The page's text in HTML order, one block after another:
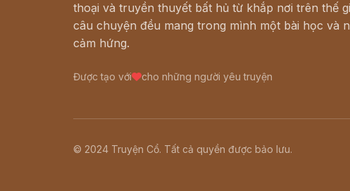
thoại và truyền thuyết bất hủ từ khắp nơi trên thế
câu chuyện đều mang trong mình một bài học và
cảm hứng.
Được tạo với cho những người yêu truyện
© 2024 Truyện Cổ. Tất cả quyền được bảo lưu.